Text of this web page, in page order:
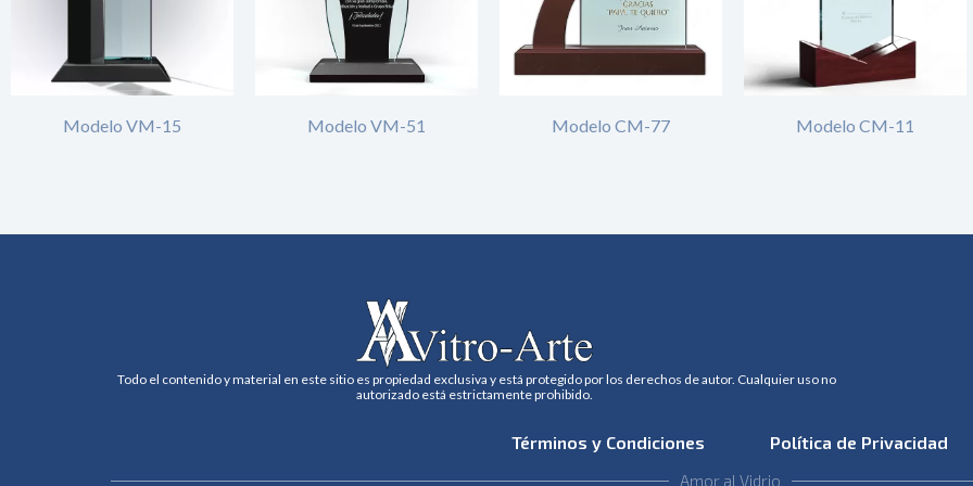
Modelo VM-15 Modelo VM-51 Modelo CM-77 Modelo CM-11
Todo el contenido y material en este sitio es propiedad exclusiva y está protegido por los derechos de autor. Cualquier uso no
autorizado está estrictamente prohibido.
Términos y Condiciones Política de Privacidad
Amor al Vidrio